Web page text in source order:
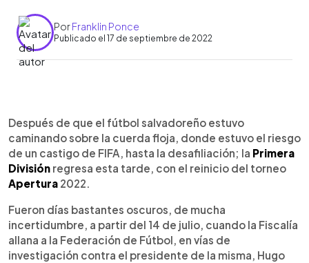
PorFranklin Ponce
Publicado el 17 de septiembre de 2022
► Escuchar artículo
Después de que el fútbol salvadoreño estuvo
caminando sobre la cuerda floja, donde estuvo el riesgo
de un castigo de FIFA, hasta la desafiliación; la Primera
División regresa esta tarde, con el reinicio del torneo
Apertura 2022.
Fueron días bastantes oscuros, de mucha
incertidumbre, a partir del 14 de julio, cuando la Fiscalía
allana a la Federación de Fútbol, en vías de
investigación contra el presidente de la misma, Hugo